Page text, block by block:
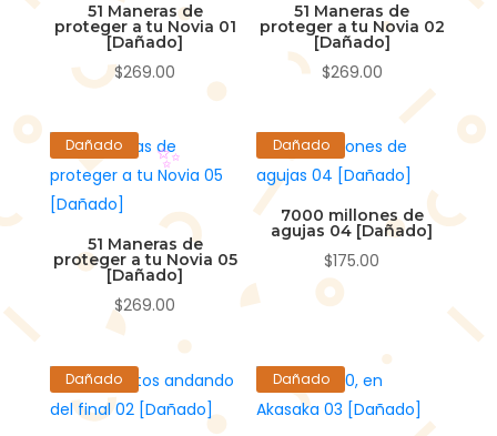
51 Maneras de
proteger a tu Novia 01
[Dañado]
$269.00
51 Maneras de
proteger a tu Novia 02
[Dañado]
$269.00
Dañado
51 Maneras de
proteger a tu Novia 05
[Dañado]
$269.00
Dañado
7000 millones de
agujas 04 [Dañado]
$175.00
Dañado Dañado
✨